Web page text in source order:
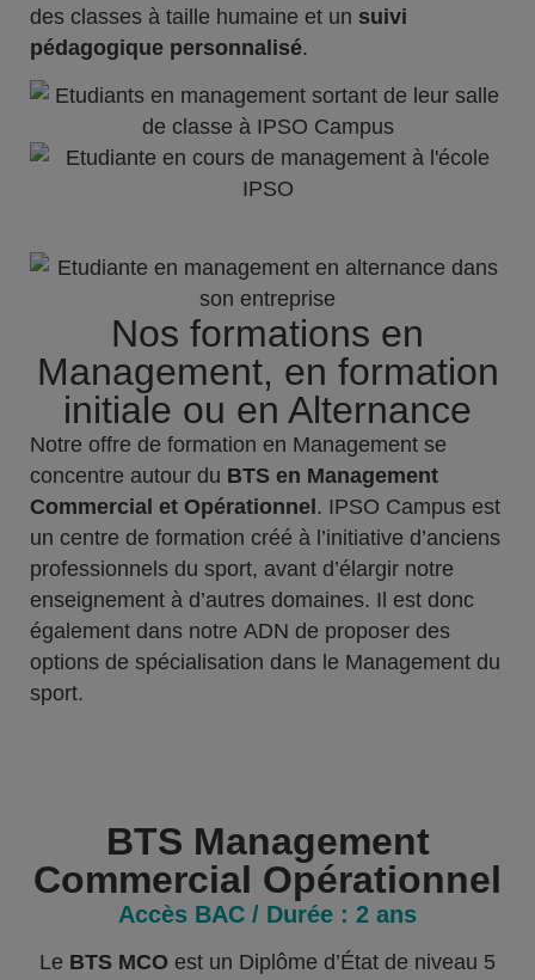
des classes à taille humaine et un suivi
pédagogique personnalisé.
Nos formations en
Management, en formation
initiale ou en Alternance
Notre offre de formation en Management se
concentre autour du BTS en Management
Commercial et Opérationnel . IPSO Campus est
un centre de formation créé à l’initiative d’anciens
professionnels du sport, avant d’élargir notre
enseignement à d’autres domaines. Il est donc
également dans notre ADN de proposer des
options de spécialisation dans le Management du
sport.
BTS Management
Commercial Opérationnel
Accès BAC / Durée : 2 ans
Le BTS MCO est un Diplôme d’État de niveau 5